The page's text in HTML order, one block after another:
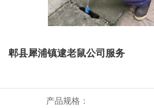
郫县犀浦镇逮老鼠公司服务
产品规格：